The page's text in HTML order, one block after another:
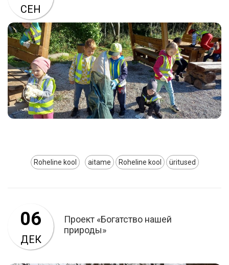
СЕН
Roheline kool aitame Roheline kool üritused
Проект «Богатство нашей
природы»
06
ДЕК